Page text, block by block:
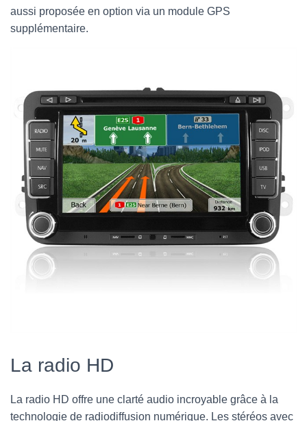
aussi proposée en option via un module GPS
supplémentaire.
La radio HD
La radio HD offre une clarté audio incroyable grâce à la
technologie de radiodiffusion numérique. Les stéréos avec